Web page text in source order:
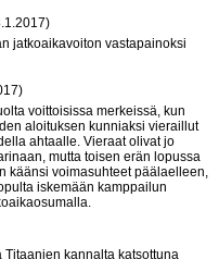
jatkoaikavoiton vastapainoksi
voittoisissa merkeissä, kun
aloituksen kunniaksi vieraillut
ahtaalle. Vieraat olivat jo
mutta toisen erän lopussa
käänsi voimasuhteet päälaelleen,
iskemään kamppailun
kannalta katsottuna